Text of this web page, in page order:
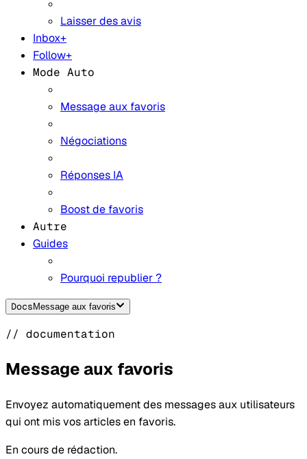
Laisser des avis
Inbox+
Follow+
Mode Auto
Message aux favoris
Négociations
Réponses IA
Boost de favoris
Autre
Guides
Pourquoi republier ?
Docs Message aux favoris
// documentation
Message aux favoris
Envoyez automatiquement des messages aux utilisateurs
qui ont mis vos articles en favoris.
En cours de rédaction.